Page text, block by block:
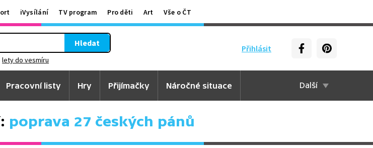
iVysílání TV program Pro děti Art Vše o ČT
Přihlásit
Hledat
lety do vesmíru
Pracovní listy Hry Přijímačky Náročné situace Další
poprava 27 českých pánů